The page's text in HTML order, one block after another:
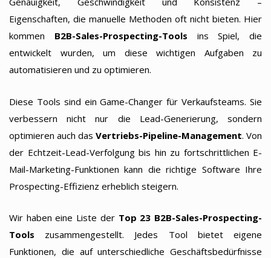
Eigenschaften, die manuelle Methoden oft nicht bieten. Hier
kommen B2B-Sales-Prospecting-Tools ins Spiel, die
entwickelt wurden, um diese wichtigen Aufgaben zu
automatisieren und zu optimieren.
Diese Tools sind ein Game-Changer für Verkaufsteams. Sie
verbessern nicht nur die Lead-Generierung, sondern
optimieren auch das Vertriebs-Pipeline-Management. Von
der Echtzeit-Lead-Verfolgung bis hin zu fortschrittlichen E-
Mail-Marketing-Funktionen kann die richtige Software Ihre
Prospecting-Effizienz erheblich steigern.
Wir haben eine Liste der Top 23 B2B-Sales-Prospecting-
Tools zusammengestellt. Jedes Tool bietet eigene
Funktionen, die auf unterschiedliche Geschäftsbedürfnisse